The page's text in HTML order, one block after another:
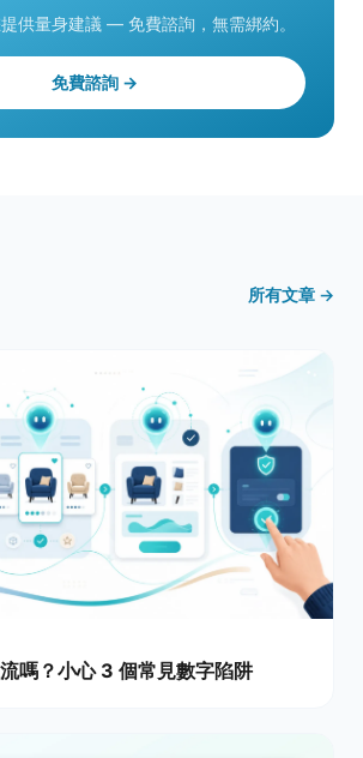
供量身建議 — 免費諮詢，無需綁約。
免費諮詢 →
所有文章 →
嗎？小心 3 個常見數字陷阱